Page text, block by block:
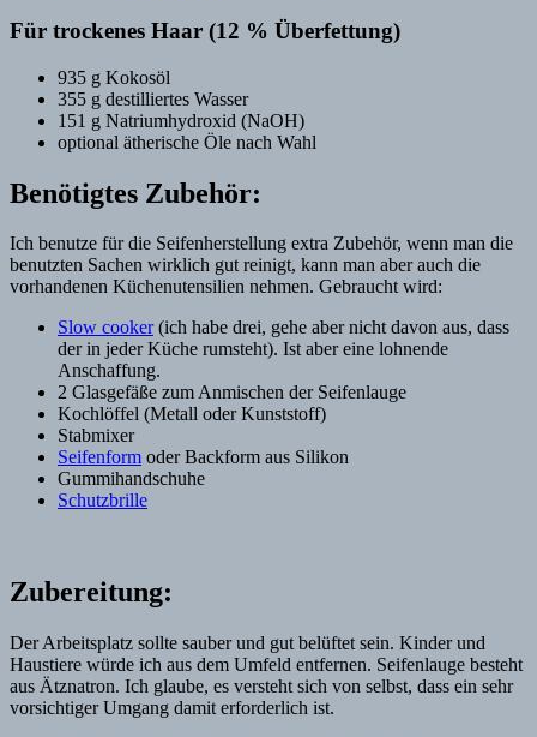
Für trockenes Haar (12 % Überfettung)
935 g Kokosöl
355 g destilliertes Wasser
151 g Natriumhydroxid (NaOH)
optional ätherische Öle nach Wahl
Benötigtes Zubehör:
Ich benutze für die Seifenherstellung extra Zubehör, wenn man die
benutzten Sachen wirklich gut reinigt, kann man aber auch die
vorhandenen Küchenutensilien nehmen. Gebraucht wird:
Slow cooker(ich habe drei, gehe aber nicht davon aus, dass
der in jeder Küche rumsteht). Ist aber eine lohnende
Anschaffung.
2 Glasgefäße zum Anmischen der Seifenlauge
Kochlöffel (Metall oder Kunststoff)
Stabmixer
Seifenform oder Backform aus Silikon
Gummihandschuhe
Schutzbrille
Zubereitung:
Der Arbeitsplatz sollte sauber und gut belüftet sein. Kinder und
Haustiere würde ich aus dem Umfeld entfernen. Seifenlauge besteht
aus Ätznatron. Ich glaube, es versteht sich von selbst, dass ein sehr
vorsichtiger Umgang damit erforderlich ist.